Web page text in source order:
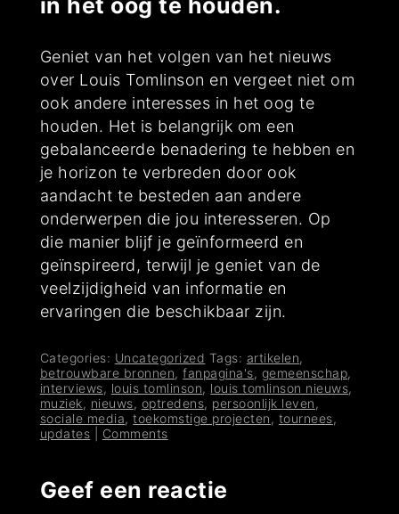
in het oog te houden.
Geniet van het volgen van het nieuws
over Louis Tomlinson en vergeet niet om
ook andere interesses in het oog te
houden. Het is belangrijk om een
gebalanceerde benadering te hebben en
je horizon te verbreden door ook
aandacht te besteden aan andere
onderwerpen die jou interesseren. Op
die manier blijf je geïnformeerd en
geïnspireerd, terwijl je geniet van de
veelzijdigheid van informatie en
ervaringen die beschikbaar zijn.
Categories: Uncategorized Tags: artikelen,
betrouwbare bronnen,fanpagina's, gemeenschap,
interviews, louis tomlinson, louis tomlinson nieuws,
muziek, nieuws, optredens, persoonlijk leven ,
sociale media,toekomstige projecten , tournees,
updates
Comments
Geef een reactie